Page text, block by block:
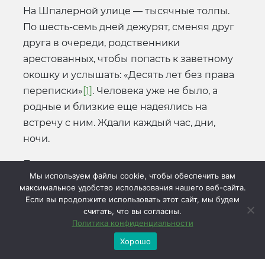
На Шпалерной улице — тысячные толпы.
По шесть-семь дней дежурят, сменяя друг
друга в очереди, родственники
арестованных, чтобы попасть к заветному
окошку и услышать: «Десять лет без права
переписки» [1] . Человека уже не было, а
родные и близкие еще надеялись на
встречу с ним. Ждали каждый час, дни,
ночи.
Правильно рассчитал изувер,
придумавший эту формулировку. Скажи
правду — «расстрелян», и из миллионов
убитых надежд на справедливость, из
неутешного горя вырастет гнев, который
сметет палачей и систему закабаления
Мы используем файлы cookie, чтобы обеспечить вам
максимальное удобство использования нашего веб-сайта.
Если вы продолжите использовать этот сайт, мы будем
считать, что вы согласны.
Политика конфиденциальности
Хорошо